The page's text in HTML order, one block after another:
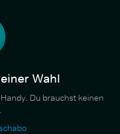
Wahl
Du brauchst keinen